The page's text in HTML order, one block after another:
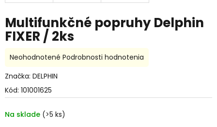
Multifunkčné popruhy Delphin
FIXER / 2ks
Kód: 101001625
Na sklade (>5 ks)
Priemerné
produktu
0,0
5
hviezdičiek.
Neohodnotené Podrobnosti hodnotenia
Značka: DELPHIN